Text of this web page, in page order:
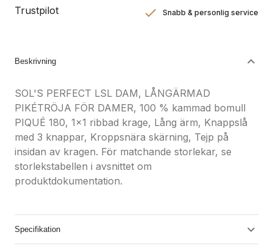
Trustpilot Snabb & personlig service
Beskrivning
SOL'S PERFECT LSL DAM, LÅNGÄRMAD
PIKÉTRÖJA FÖR DAMER, 100 % kammad bomull
PIQUÉ 180, 1x1 ribbad krage, Lång ärm, Knappslå
med 3 knappar, Kroppsnära skärning, Tejp på
insidan av kragen. För matchande storlekar, se
storlekstabellen i avsnittet om
produktdokumentation.
Specifikation